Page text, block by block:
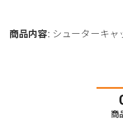
商品内容: シューターキャ
商